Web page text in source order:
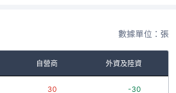
數據單位：張
自營商 外資及陸資
30 -30